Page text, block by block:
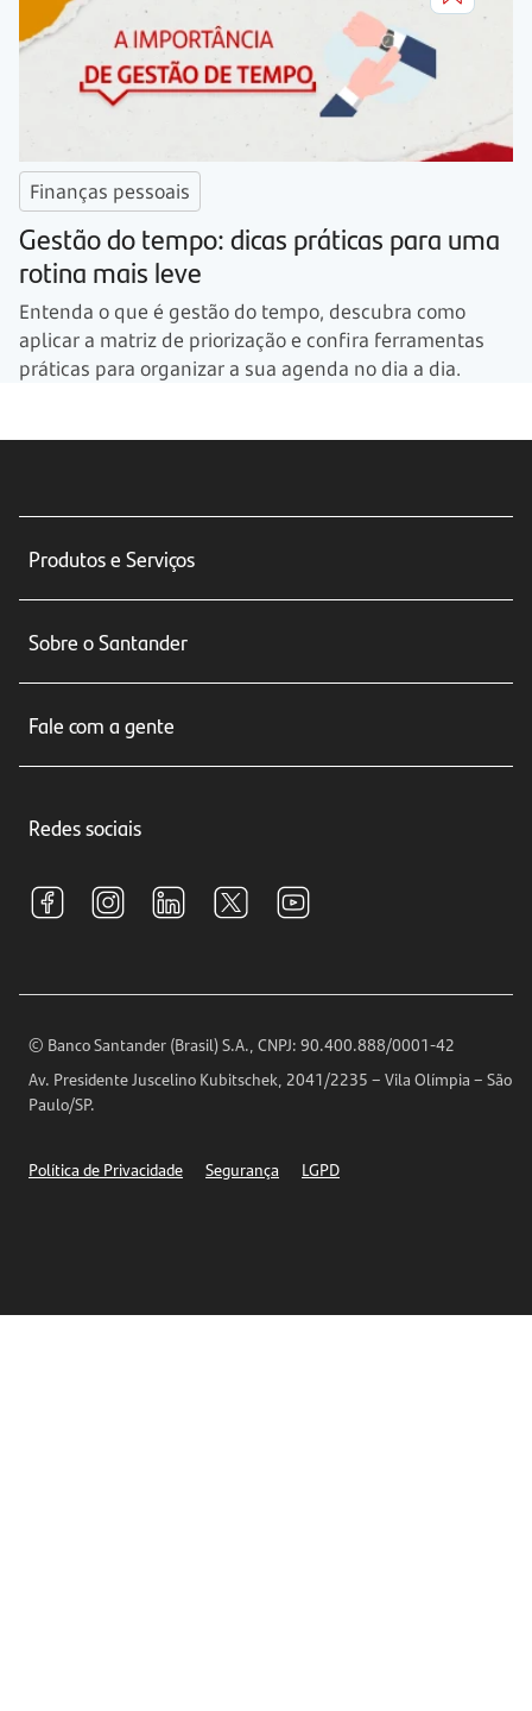
Finanças pessoais
Gestão do tempo: dicas práticas para uma
rotina mais leve
Entenda o que é gestão do tempo, descubra como
aplicar a matriz de priorização e confira ferramentas
práticas para organizar a sua agenda no dia a dia.
Produtos e Serviços
Seguros
Crédito e Financiamentos
Investimentos
Sobre o Santander
Relações com Investidores
Fale com a gente
Central de Renegociação
S.A.C
Encontre nossas agências
Horários de Atendimento
Telefones
Redes sociais
© Banco Santander (Brasil) S.A., CNPJ: 90.400.888/0001-42
Av. Presidente Juscelino Kubitschek, 2041/2235 – Vila Olímpia – São
Paulo/SP.
Política de Privacidade Segurança LGPD